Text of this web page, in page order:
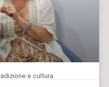
e cultura